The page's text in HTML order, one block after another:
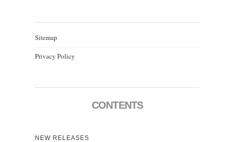
Sitemap
Privacy Policy
CONTENTS
NEW RELEASES